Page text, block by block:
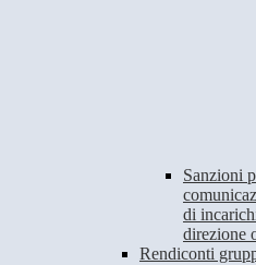
Sanzioni
di
direzione
Rendiconti